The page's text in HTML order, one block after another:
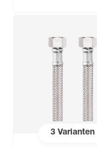
3Varianten